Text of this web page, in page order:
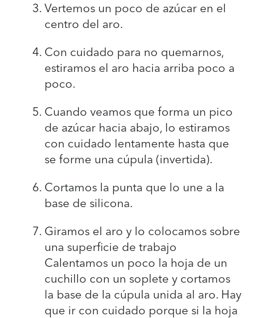
Vertemos un poco de azúcar en el
centro del aro.
Con cuidado para no quemarnos,
estiramos el aro hacia arriba poco a
poco.
Cuando veamos que forma un pico
de azúcar hacia abajo, lo estiramos
con cuidado lentamente hasta que
se forme una cúpula (invertida).
Cortamos la punta que lo une a la
base de silicona.
Giramos el aro y lo colocamos sobre
una superficie de trabajo
Calentamos un poco la hoja de un
cuchillo con un soplete y cortamos
la base de la cúpula unida al aro. Hay
que ir con cuidado porque si la hoja